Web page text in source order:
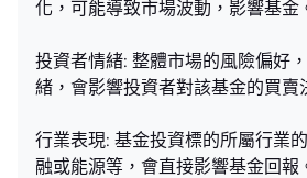
化，可能導致市場波動，影響基金
投資者情緒: 整體市場的風險偏好
緒，會影響投資者對該基金的買賣
行業表現: 基金投資標的所屬行業
融或能源等，會直接影響基金回報